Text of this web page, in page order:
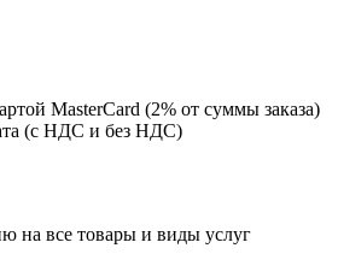
MasterCard (2% от суммы заказа)
(с НДС и без НДС)
на все товары и виды услуг